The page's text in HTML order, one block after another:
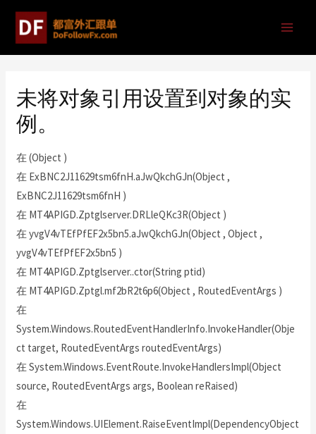
未将对象引用设置到对象的实
例。
在 (Object )
在 ExBNC2J11629tsm6fnH.aJwQkchGJn(Object ,
ExBNC2J11629tsm6fnH )
在 MT4APIGD.Zptglserver.DRLleQKc3R(Object )
在 yvgV4vTEfPfEF2x5bn5.aJwQkchGJn(Object , Object ,
yvgV4vTEfPfEF2x5bn5 )
在 MT4APIGD.Zptglserver..ctor(String ptid)
在 MT4APIGD.Zptgl.mf2bR2t6p6(Object , RoutedEventArgs )
在
System.Windows.RoutedEventHandlerInfo.InvokeHandler(Obje
ct target, RoutedEventArgs routedEventArgs)
在 System.Windows.EventRoute.InvokeHandlersImpl(Object
source, RoutedEventArgs args, Boolean reRaised)
在
System.Windows.UIElement.RaiseEventImpl(DependencyObject